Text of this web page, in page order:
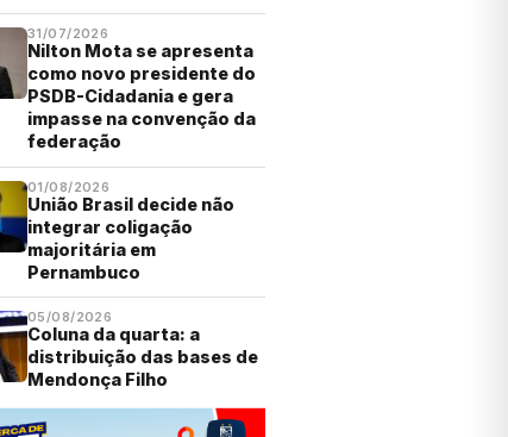
31/07/2026
Nilton Mota se apresenta
como novo presidente do
PSDB-Cidadania e gera
impasse na convenção da
federação
01/08/2026
União Brasil decide não
integrar coligação
majoritária em
Pernambuco
05/08/2026
Coluna da quarta: a
distribuição das bases de
Mendonça Filho